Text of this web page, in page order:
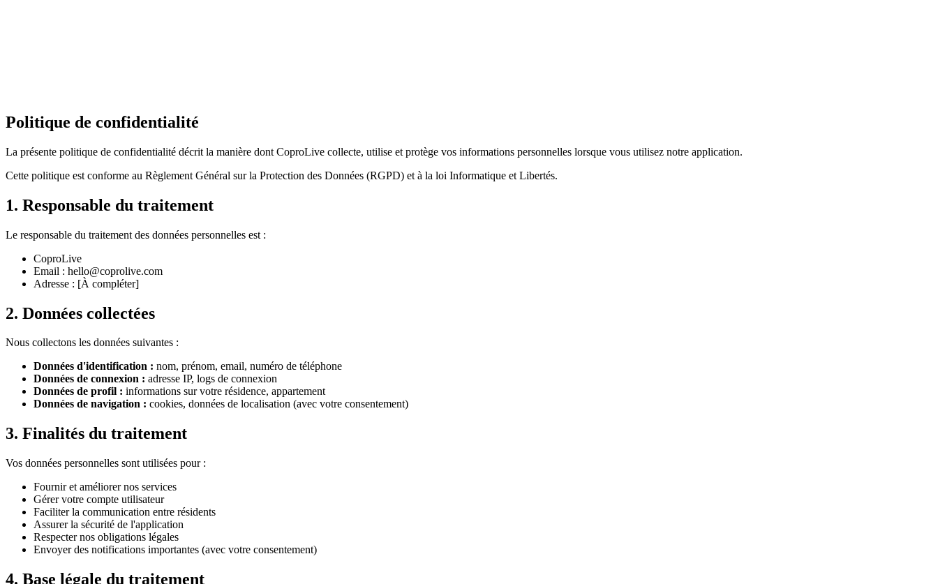
Politique de confidentialité
La présente politique de confidentialité décrit la manière dont CoproLive collecte, utilise et protège vos informations personnelles lorsque vous utilisez notre application.
Cette politique est conforme au Règlement Général sur la Protection des Données (RGPD) et à la loi Informatique et Libertés.
1. Responsable du traitement
Le responsable du traitement des données personnelles est :
CoproLive
Email : hello@coprolive.com
Adresse : [À compléter]
2. Données collectées
Nous collectons les données suivantes :
Données d'identification : nom, prénom, email, numéro de téléphone
Données de connexion : adresse IP, logs de connexion
Données de profil : informations sur votre résidence, appartement
Données de navigation : cookies, données de localisation (avec votre consentement)
3. Finalités du traitement
Vos données personnelles sont utilisées pour :
Fournir et améliorer nos services
Gérer votre compte utilisateur
Faciliter la communication entre résidents
Assurer la sécurité de l'application
Respecter nos obligations légales
Envoyer des notifications importantes (avec votre consentement)
4. Base légale du traitement